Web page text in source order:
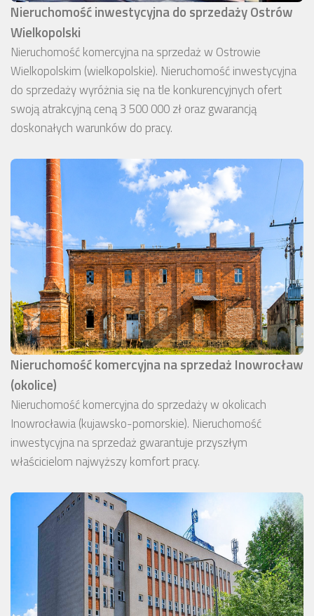
Nieruchomość inwestycyjna do sprzedaży Ostrów
Wielkopolski
Nieruchomość komercyjna na sprzedaż w Ostrowie
Wielkopolskim (wielkopolskie). Nieruchomość inwestycyjna
do sprzedaży wyróżnia się na tle konkurencyjnych ofert
swoją atrakcyjną ceną 3 500 000 zł oraz gwarancją
doskonałych warunków do pracy.
Nieruchomość komercyjna na sprzedaż Inowrocław
(okolice)
Nieruchomość komercyjna do sprzedaży w okolicach
Inowrocławia (kujawsko-pomorskie). Nieruchomość
inwestycyjna na sprzedaż gwarantuje przyszłym
właścicielom najwyższy komfort pracy.